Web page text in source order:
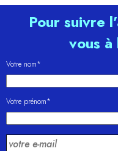
Pour suivre
vous
Votre nom*
Votre prénom*